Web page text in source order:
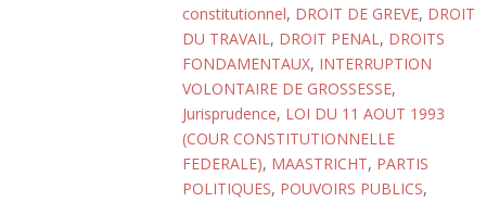
constitutionnel, DROIT DE GREVE, DROIT
DU TRAVAIL, DROIT PENAL, DROITS
FONDAMENTAUX, INTERRUPTION
VOLONTAIRE DE GROSSESSE,
Jurisprudence, LOI DU 11 AOUT 1993
(COUR CONSTITUTIONNELLE
FEDERALE), MAASTRICHT, PARTIS
POLITIQUES, POUVOIRS PUBLICS,